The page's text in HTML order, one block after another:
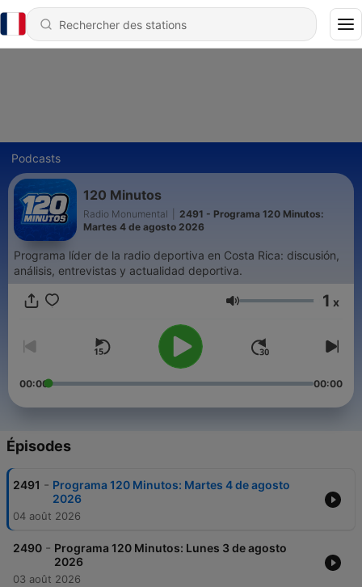
Podcasts
120 Minutos
Radio Monumental
2491 - Programa 120 Minutos:
Martes 4 de agosto 2026
Programa líder de la radio deportiva en Costa Rica: discusión,
análisis, entrevistas y actualidad deportiva.
Volume 1 x
00:00 00:00
Épisodes
2491 - Programa 120 Minutos: Martes 4 de agosto
2026
04 août 2026
2490 - Programa 120 Minutos: Lunes 3 de agosto
2026
03 août 2026